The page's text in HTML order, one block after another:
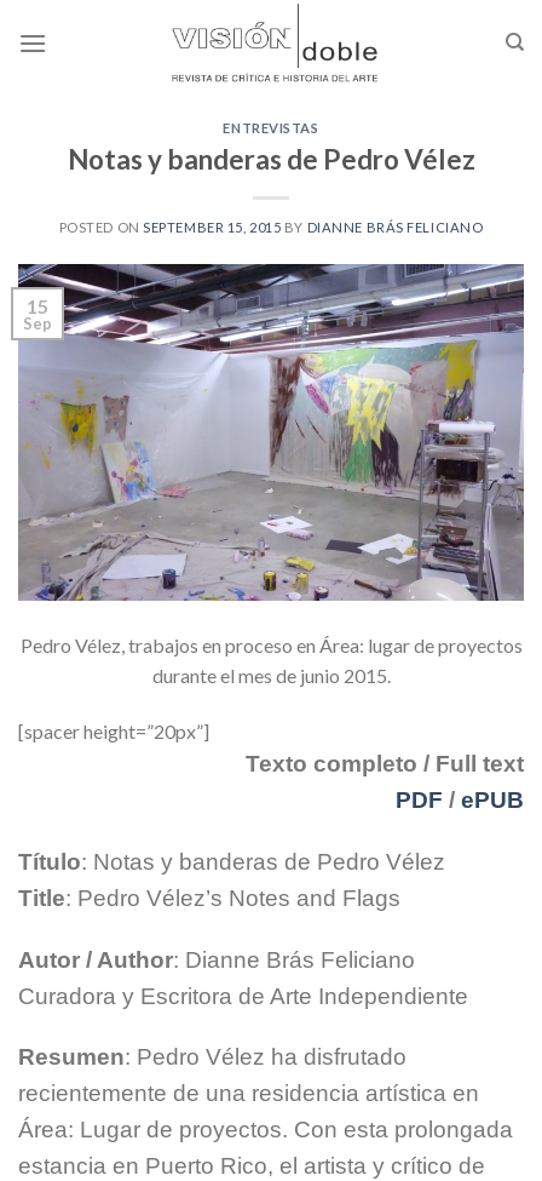
ENTREVISTAS
Notas y banderas de Pedro Vélez
POSTED ON SEPTEMBER 15, 2015 BY DIANNE BRÁS FELICIANO
15
Sep
Pedro Vélez, trabajos en proceso en Área: lugar de proyectos
durante el mes de junio 2015.
[spacer height=”20px”]
Texto completo / Full text
PDF / ePUB
Título: Notas y banderas de Pedro Vélez
Title: Pedro Vélez’s Notes and Flags
Autor / Author: Dianne Brás Feliciano
Curadora y Escritora de Arte Independiente
Resumen: Pedro Vélez ha disfrutado
recientemente de una residencia artística en
Área: Lugar de proyectos. Con esta prolongada
estancia en Puerto Rico, el artista y crítico de